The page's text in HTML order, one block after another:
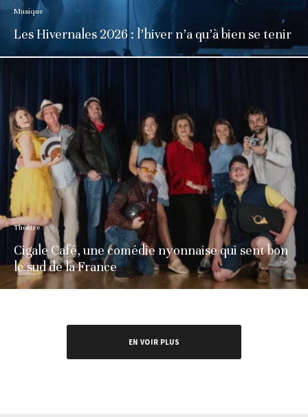
Musique
Les Hivernales 2026 : l’hiver n’a qu’à bien se tenir
Théâtre
Cigale Café, une comédie nyonnaise qui sent bon
le sud de la France
EN VOIR PLUS